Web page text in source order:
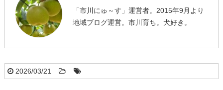
「市川にゅ～す」運営者。2015年9月より
地域ブログ運営。市川育ち。犬好き。
2026/03/21